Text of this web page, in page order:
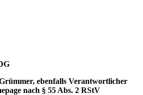
ebenfalls Verantwortlicher
nach § 55 Abs. 2 RStV